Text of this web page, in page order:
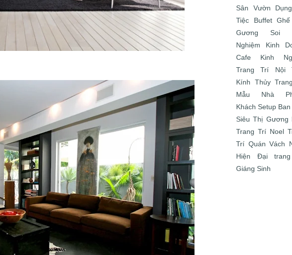
Sân Vườn
Tiệc Buffet
Gương Soi
Nghiệm Kinh
Cafe
Kinh
Trang Trí Nội
Kính Thủy
Mẫu Nhà
Khách Setup
Siêu Thị Gương
Trang Trí Noel
Trí Quán Vách
Hiện Đại
Giáng Sinh